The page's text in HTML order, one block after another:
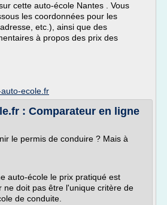
cette auto-école Nantes . Vous
les coordonnées pour les
etc.), ainsi que des
à propos des prix des
ecole.fr
: Comparateur en ligne
le permis de conduire ? Mais à
auto-école le prix pratiqué est
ne doit pas être l'unique critère de
de conduite.